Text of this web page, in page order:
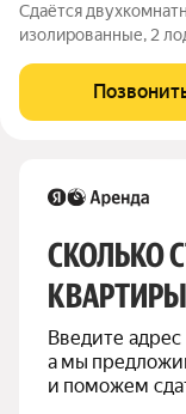
Сдаётся
изолированные, 2
СКОЛЬКО
Введите адрес
а мы
и поможем